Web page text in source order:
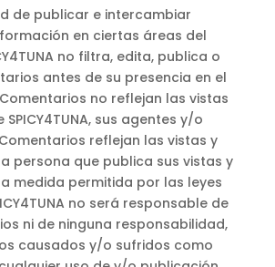
de publicar e intercambiar
en ciertas áreas del
no filtra, edita, publica o
antes de su presencia en el
no reflejan las vistas
sus agentes y/o
reflejan las vistas y
persona que publica sus vistas y
medida permitida por las leyes
no será responsable de
ni de ninguna responsabilidad,
causados y/o sufridos como